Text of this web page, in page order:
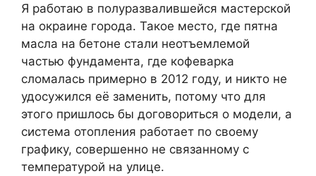
Я работаю в полуразвалившейся мастерской
на окраине города. Такое место, где пятна
масла на бетоне стали неотъемлемой
частью фундамента, где кофеварка
сломалась примерно в 2012 году, и никто не
удосужился её заменить, потому что для
этого пришлось бы договориться о модели, а
система отопления работает по своему
графику, совершенно не связанному с
температурой на улице.